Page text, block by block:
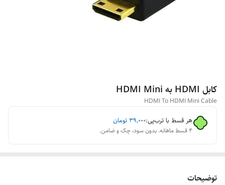
کابل HDMI به HDMI Mini
HDMI To HDMI Mini Cable
هر قسط با ترب‌پی:۳۹٬۰۰۰ تومان
۴ قسط ماهانه. بدون سود، چک و ضامن.
توضیحات